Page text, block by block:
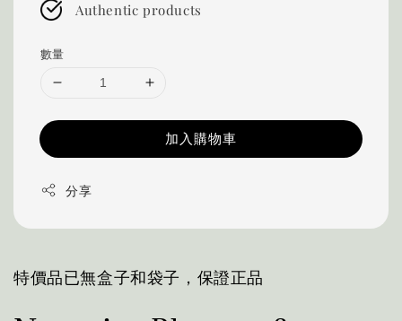
Authentic products
數量
加入購物車
分享
特價品已無盒子和袋子，保證正品